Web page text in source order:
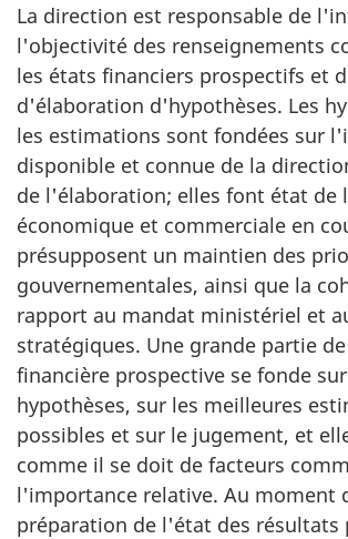
La direction est responsable de
l'objectivité des renseignements
les états financiers prospectifs et
d'élaboration d'hypothèses. Les
les estimations sont fondées sur
disponible et connue de la
de l'élaboration; elles font état de
économique et commerciale en
présupposent un maintien des
gouvernementales, ainsi que la
rapport au mandat ministériel et
stratégiques. Une grande partie
financière prospective se fonde
hypothèses, sur les meilleures
possibles et sur le jugement, et
comme il se doit de facteurs
l'importance relative. Au moment
préparation de l'état des résultats